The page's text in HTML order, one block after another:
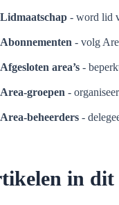
Lidmaatschap - word lid
Abonnementen - volg
Afgesloten area’s -
Area-groepen -
Area-beheerders -
in dit